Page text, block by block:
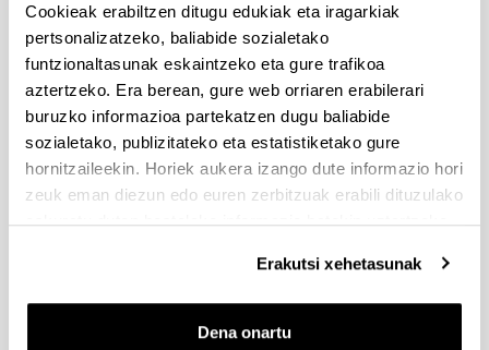
Cookieak erabiltzen ditugu edukiak eta iragarkiak
pertsonalizatzeko, baliabide sozialetako
funtzionaltasunak eskaintzeko eta gure trafikoa
aztertzeko. Era berean, gure web orriaren erabilerari
buruzko informazioa partekatzen dugu baliabide
sozialetako, publizitateko eta estatistiketako gure
hornitzaileekin. Horiek aukera izango dute informazio hori
zeuk eman diezun edo euren zerbitzuak erabili dituzulako
eskuratu duten bestelako informazio batekin uztartzeko.
Erakutsi xehetasunak
Dena onartu
emergente".
D. José María Vázquez Eguskiza. Presidente de
CEBEK.
Título: La nueva empresa.
D. Javier Cornadó. Director Comercial de
BODEGAS PATERNINA.
Título : Paternina: cien años en la vanguardia del
D. Gaizka Grajales. Director General del Grupo
ALCOR, importante grupo vasco del sector
: Grupo Alcor. Crecimiento sostenido y
Ibermática de Innovación